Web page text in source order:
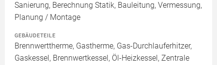
Sanierung, Berechnung Statik, Bauleitung, Vermessung,
Planung / Montage
GEBÄUDETEILE
Brennwerttherme, Gastherme, Gas-Durchlauferhitzer,
Gaskessel, Brennwertkessel, Öl-Heizkessel, Zentrale